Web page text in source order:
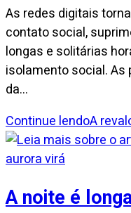
As redes digitais
contato social,
longas e solitárias
isolamento social.
da…
Continue lendoA
A noite é